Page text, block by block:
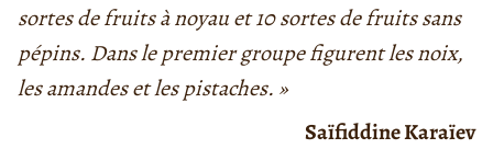
sortes de fruits à noyau et 10 sortes de fruits sans
pépins. Dans le premier groupe figurent les noix,
les amandes et les pistaches. »
Saïfiddine Karaïev